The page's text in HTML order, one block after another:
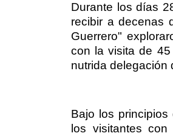
Durante los días
recibir a decenas
Guerrero"
con la visita de
nutrida delegación
Bajo los
los visitantes